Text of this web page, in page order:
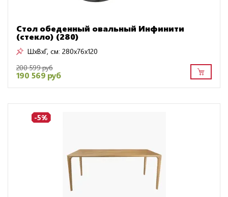
Стол обеденный овальный Инфинити
(стекло) (280)
ШxВxГ, см: 280x76x120
200 599 руб
190 569 руб
-5%